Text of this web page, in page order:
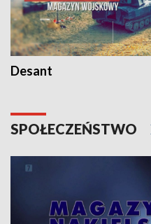
Desant
SPOŁECZEŃSTWO